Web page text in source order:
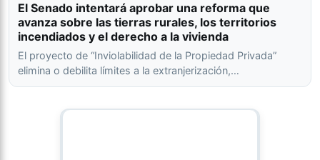
El Senado intentará aprobar una reforma que
avanza sobre las tierras rurales, los territorios
incendiados y el derecho a la vivienda
El proyecto de “Inviolabilidad de la Propiedad Privada”
elimina o debilita límites a la extranjerización,…